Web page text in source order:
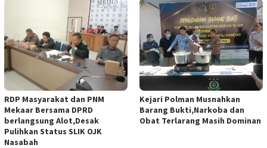
RDP Masyarakat dan PNM
Mekaar Bersama DPRD
berlangsung Alot,Desak
Pulihkan Status SLIK OJK
Nasabah
Kejari Polman Musnahkan
Barang Bukti,Narkoba dan
Obat Terlarang Masih Dominan